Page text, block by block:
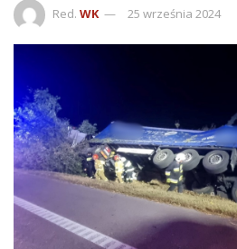
Red. WK 25 września 2024